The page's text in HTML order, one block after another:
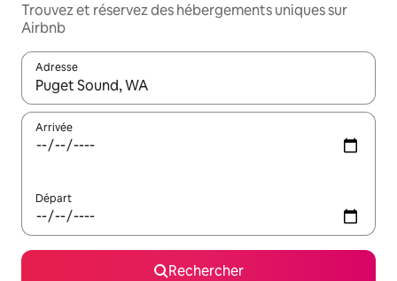
Trouvez et réservez des hébergements uniques sur
Airbnb
Adresse
Lorsque les résultats s'affichent, utilisez les flèches vers le
Arrivée
Départ
Rechercher